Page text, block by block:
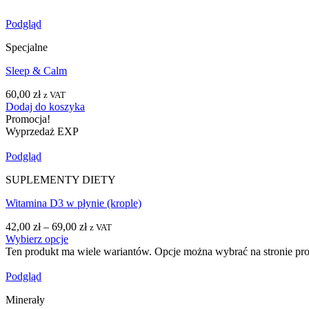
Podgląd
Specjalne
Sleep & Calm
60,00 zł z VAT
Dodaj do koszyka
Promocja!
Wyprzedaż EXP
Podgląd
SUPLEMENTY DIETY
Witamina D3 w płynie (krople)
42,00 zł– 69,00 zł z VAT
Wybierz opcje
Ten produkt ma wiele wariantów. Opcje można wybrać na stronie
Podgląd
Minerały